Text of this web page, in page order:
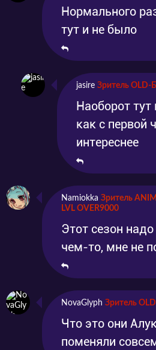
Нормального
тут и не было
jasire Зритель OLD-
Наоборот тут
как с первой
интереснее
Namiokka Зритель
LVL OVER9000
Этот сезон
чем-то, мне не
NovaGlyph Зритель
Что это они
поменяли